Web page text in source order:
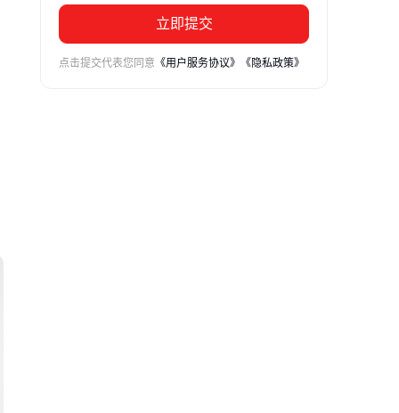
立即提交
点击提交代表您同意 《用户服务协议》 《隐私政策》